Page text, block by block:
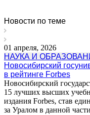
Новости по теме
01 апреля, 2026
НАУКА И
Новосибирский
в рейтинге Forbes
Новосибирский
15 лучших высших
издания Forbes, став
за Уралом в данной